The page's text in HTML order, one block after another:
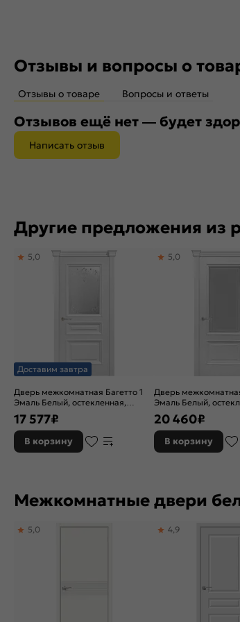
Отзывы и вопросы о
Отзывы о товаре Вопросы и ответы
Отзывов ещё нет — будет
Написать отзыв
Другие предложения из
Доставим завтра
Дверь межкомнатная Багетто 1
Эмаль Белый, остекленная,
сатинат белый, без кромки,
каркасно-щитовая
5,0
17 577₽
В корзину
Дверь
Эмаль Белый,
сатинат белый, без
каркасно-щитовая
5,0
20 460₽
В корзину
Межкомнатные двери
5,0 4,9